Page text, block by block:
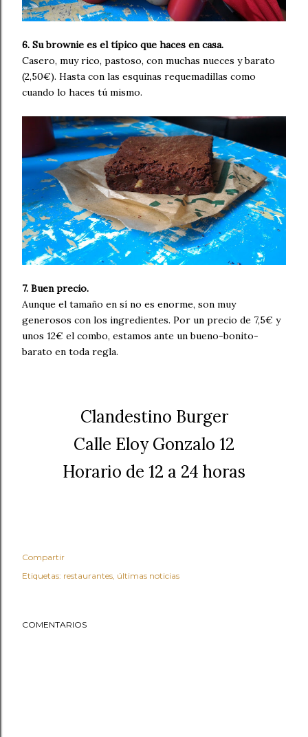
6. Su brownie es el típico que haces en casa.
Casero, muy rico, pastoso, con muchas nueces y barato
(2,50€). Hasta con las esquinas requemadillas como
cuando lo haces tú mismo.
7. Buen precio.
Aunque el tamaño en sí no es enorme, son muy
generosos con los ingredientes. Por un precio de 7,5€ y
unos 12€ el combo, estamos ante un bueno-bonito-
barato en toda regla.
Clandestino Burger
Calle Eloy Gonzalo 12
Horario de 12 a 24 horas
Compartir
Etiquetas: restaurantes últimas noticias
COMENTARIOS